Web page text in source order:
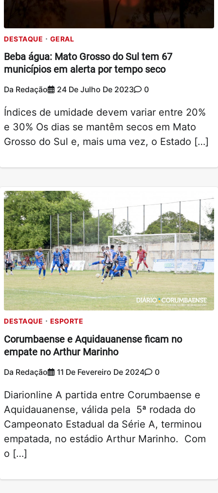
DESTAQUE GERAL
Beba água: Mato Grosso do Sul tem 67
municípios em alerta por tempo seco
Da Redação 24 De Julho De 2023 0
Índices de umidade devem variar entre 20%
e 30% Os dias se mantêm secos em Mato
Grosso do Sul e, mais uma vez, o Estado […]
DESTAQUE ESPORTE
Corumbaense e Aquidauanense ficam no
empate no Arthur Marinho
Da Redação 11 De Fevereiro De 2024 0
Diarionline A partida entre Corumbaense e
Aquidauanense, válida pela 5ª rodada do
Campeonato Estadual da Série A, terminou
empatada, no estádio Arthur Marinho. Com
o […]